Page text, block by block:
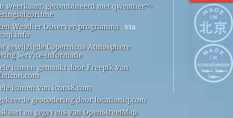
weerkaart, gecombineerd met qweather™-
Weather Observer-programma via
gewijzigde Copernicus Atmosphere
Service-informatie
iconen gemaakt door Freepik van
iconen van icons8.com
geocodering door locationiq.com
en gegevens van OpenStreetMap.